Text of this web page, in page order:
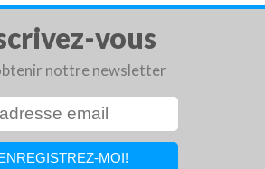
vous
nottre newsletter